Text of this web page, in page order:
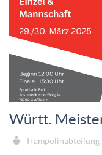
Württ.
Trampolinabteilung